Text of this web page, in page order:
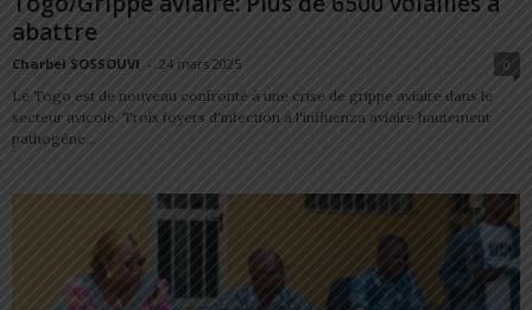
abattre
Charbel SOSSOUVI - 24 mars 2025
0
Le Togo est de nouveau confronté à une crise de grippe aviaire dans le
secteur avicole. Trois foyers d'infection à l'influenza aviaire hautement
pathogène...